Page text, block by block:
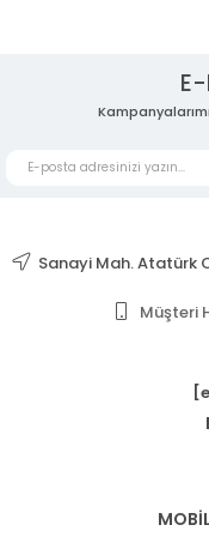
E-
Sanayi Mah. Atatürk
Müşteri